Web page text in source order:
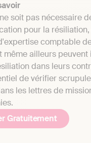
soit pas nécessaire
pour la
comptable
même ailleurs peuvent
dans leurs
de vérifier
les lettres de
Gratuitement